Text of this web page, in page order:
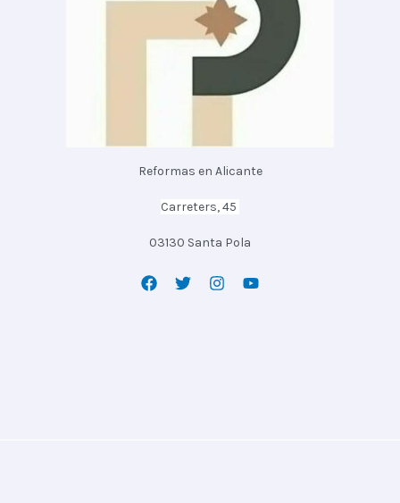
Reformas en Alicante
Carreters, 45
03130 Santa Pola